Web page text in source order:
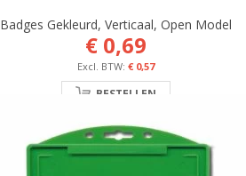
Badges Gekleurd, Verticaal, Open Model
€ 0,69
€ 0,57
BESTELLEN